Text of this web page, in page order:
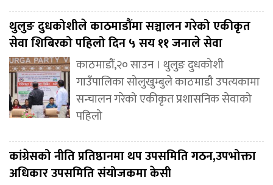
थुलुङ दुधकोशीले काठमाडौंमा सञ्चालन गरेको एकीकृत
सेवा शिबिरको पहिलो दिन ५ सय ११ जनाले सेवा
काठमाडौं,२० साउन । थुलुङ दुधकोशी
गाउँपालिका सोलुखुम्बुले काठमाडौ उपत्यकामा
सन्चालन गरेको एकीकृत प्रशासनिक सेवाको
पहिलो
कांग्रेसको नीति प्रतिष्ठानमा थप उपसमिति गठन,उपभोक्ता
अधिकार उपसमिति संयोजकमा केसी